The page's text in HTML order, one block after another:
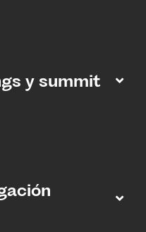
y summit